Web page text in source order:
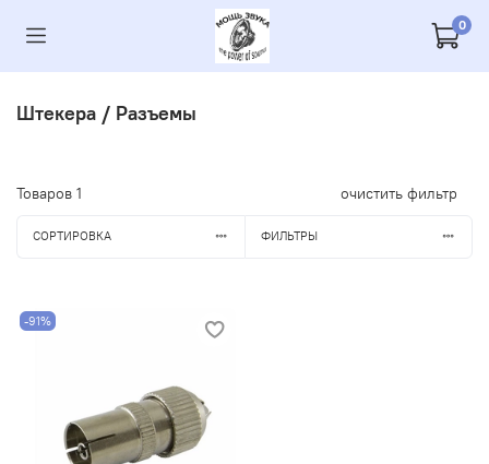
0
Штекера / Разъемы
Товаров 1 очистить фильтр
СОРТИРОВКА ФИЛЬТРЫ
-91%